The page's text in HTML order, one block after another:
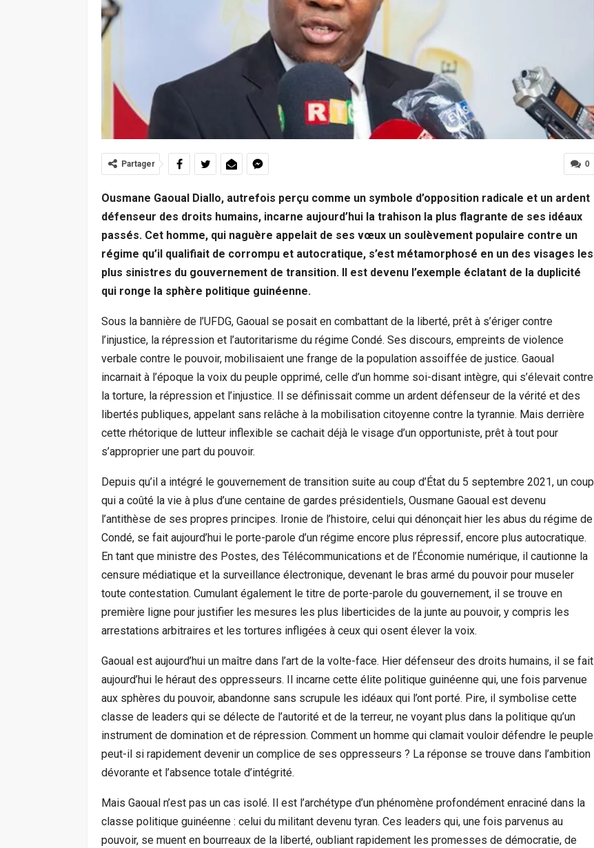
0
Partager
Ousmane Gaoual Diallo, autrefois perçu comme un symbole d’opposition radicale et un ardent
défenseur des droits humains, incarne aujourd’hui la trahison la plus flagrante de ses idéaux
passés. Cet homme, qui naguère appelait de ses vœux un soulèvement populaire contre un
régime qu’il qualifiait de corrompu et autocratique, s’est métamorphosé en un des visages les
plus sinistres du gouvernement de transition. Il est devenu l’exemple éclatant de la duplicité
qui ronge la sphère politique guinéenne.
Sous la bannière de l’UFDG, Gaoual se posait en combattant de la liberté, prêt à s’ériger contre
l’injustice, la répression et l’autoritarisme du régime Condé. Ses discours, empreints de violence
verbale contre le pouvoir, mobilisaient une frange de la population assoiffée de justice. Gaoual
incarnait à l’époque la voix du peuple opprimé, celle d’un homme soi-disant intègre, qui s’élevait contre
la torture, la répression et l’injustice. Il se définissait comme un ardent défenseur de la vérité et des
libertés publiques, appelant sans relâche à la mobilisation citoyenne contre la tyrannie. Mais derrière
cette rhétorique de lutteur inflexible se cachait déjà le visage d’un opportuniste, prêt à tout pour
s’approprier une part du pouvoir.
Depuis qu’il a intégré le gouvernement de transition suite au coup d’État du 5 septembre 2021, un coup
qui a coûté la vie à plus d’une centaine de gardes présidentiels, Ousmane Gaoual est devenu
l’antithèse de ses propres principes. Ironie de l’histoire, celui qui dénonçait hier les abus du régime de
Condé, se fait aujourd’hui le porte-parole d’un régime encore plus répressif, encore plus autocratique.
En tant que ministre des Postes, des Télécommunications et de l’Économie numérique, il cautionne la
censure médiatique et la surveillance électronique, devenant le bras armé du pouvoir pour museler
toute contestation. Cumulant également le titre de porte-parole du gouvernement, il se trouve en
première ligne pour justifier les mesures les plus liberticides de la junte au pouvoir, y compris les
arrestations arbitraires et les tortures infligées à ceux qui osent élever la voix.
Gaoual est aujourd’hui un maître dans l’art de la volte-face. Hier défenseur des droits humains, il se fait
aujourd’hui le héraut des oppresseurs. Il incarne cette élite politique guinéenne qui, une fois parvenue
aux sphères du pouvoir, abandonne sans scrupule les idéaux qui l’ont porté. Pire, il symbolise cette
classe de leaders qui se délecte de l’autorité et de la terreur, ne voyant plus dans la politique qu’un
instrument de domination et de répression. Comment un homme qui clamait vouloir défendre le peuple
peut-il si rapidement devenir un complice de ses oppresseurs ? La réponse se trouve dans l’ambition
dévorante et l’absence totale d’intégrité.
Mais Gaoual n’est pas un cas isolé. Il est l’archétype d’un phénomène profondément enraciné dans la
classe politique guinéenne : celui du militant devenu tyran. Ces leaders qui, une fois parvenus au
pouvoir, se muent en bourreaux de la liberté, oubliant rapidement les promesses de démocratie, de